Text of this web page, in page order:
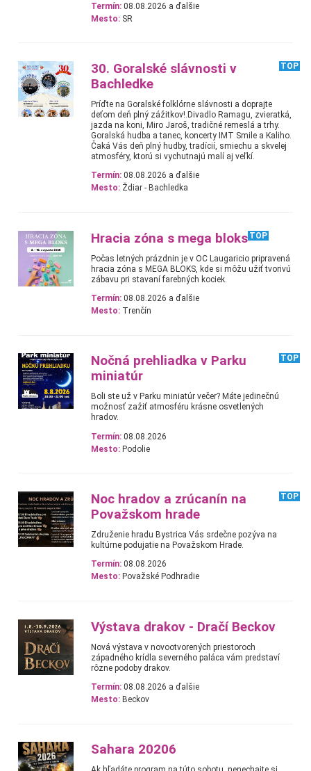
Termín: 08.08.2026 a ďalšie
Mesto: SR
30. Goralské slávnosti v
Bachledke
TOP
Príďte na Goralské folklórne slávnosti a doprajte
deťom deň plný zážitkov!.Divadlo Ramagu, zvieratká,
jazda na koni, Miro Jaroš, tradičné remeslá a trhy.
Goralská hudba a tanec, koncerty IMT Smile a Kaliho.
Čaká Vás deň plný hudby, tradícií, smiechu a skvelej
atmosféry, ktorú si vychutnajú malí aj veľkí.
Termín: 08.08.2026 a ďalšie
Mesto: Ždiar - Bachledka
Hracia zóna s mega bloksTOP
Počas letných prázdnin je v OC Laugaricio pripravená
hracia zóna s MEGA BLOKS, kde si môžu užiť tvorivú
zábavu pri stavaní farebných kociek.
Termín: 08.08.2026 a ďalšie
Mesto: Trenčín
Nočná prehliadka v Parku
miniatúr
TOP
Boli ste už v Parku miniatúr večer? Máte jedinečnú
možnosť zažiť atmosféru krásne osvetlených
hradov.
Termín: 08.08.2026
Mesto: Podolie
Noc hradov a zrúcanín na
Považskom hrade
TOP
Združenie hradu Bystrica Vás srdečne pozýva na
kultúrne podujatie na Považskom Hrade.
Termín: 08.08.2026
Mesto: Považské Podhradie
Výstava drakov - Dračí Beckov
Nová výstava v novootvorených priestoroch
západného krídla severného paláca vám predstaví
rôzne podoby drakov.
Termín: 08.08.2026 a ďalšie
Mesto: Beckov
Sahara 20206